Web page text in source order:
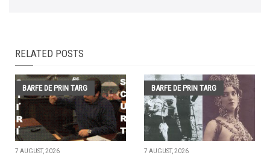
RELATED POSTS
BARFE DE PRIN TARG
7 AUGUST, 2026
BARFE DE PRIN TARG
7 AUGUST, 2026